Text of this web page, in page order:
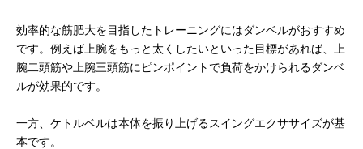
効率的な筋肥大を目指したトレーニングにはダンベルがおすすめ
です。例えば上腕をもっと太くしたいといった目標があれば、上
腕二頭筋や上腕三頭筋にピンポイントで負荷をかけられるダンベ
ルが効果的です。
一方、ケトルベルは本体を振り上げるスイングエクササイズが基
本です。